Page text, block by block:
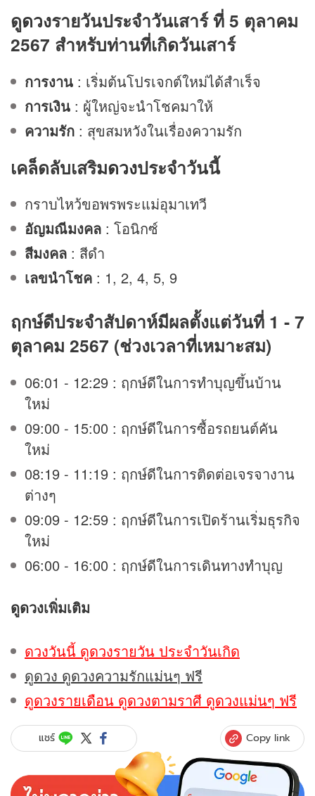
ดูดวงรายวันประจำวันเสาร์ ที่ 5 ตุลาคม
2567 สำหรับท่านที่เกิดวันเสาร์
การงาน : เริ่มต้นโปรเจกต์ใหม่ได้สำเร็จ
การเงิน : ผู้ใหญ่จะนำโชคมาให้
ความรัก : สุขสมหวังในเรื่องความรัก
เคล็ดลับเสริมดวงประจำวันนี้
กราบไหว้ขอพรพระแม่อุมาเทวี
อัญมณีมงคล : โอนิกซ์
สีมงคล : สีดำ
เลขนำโชค : 1, 2, 4, 5, 9
ฤกษ์ดีประจำสัปดาห์มีผลตั้งแต่วันที่ 1 - 7
ตุลาคม 2567 (ช่วงเวลาที่เหมาะสม)
06:01 - 12:29 : ฤกษ์ดีในการทำบุญขึ้นบ้าน
ใหม่
09:00 - 15:00 : ฤกษ์ดีในการซื้อรถยนต์คัน
ใหม่
08:19 - 11:19 : ฤกษ์ดีในการติดต่อเจรจางาน
ต่างๆ
09:09 - 12:59 : ฤกษ์ดีในการเปิดร้านเริ่มธุรกิจ
ใหม่
06:00 - 16:00 : ฤกษ์ดีในการเดินทางทำบุญ
ดูดวงเพิ่มเติม
ดวงวันนี้ ดูดวงรายวัน ประจำวันเกิด
ดูดวง ดูดวงความรักแม่นๆ ฟรี
ดูดวงรายเดือน ดูดวงตามราศี ดูดวงแม่นๆ ฟรี
แชร์ Copy link